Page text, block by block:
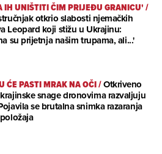
IH UNIŠTITI ČIM PRIJEĐU GRANICU'/
otkrio slabosti njemačkih
Leopard koji stižu u Ukrajinu:
su prijetnja našim trupama, ali...'
ĆE PASTI MRAK NA OČI/Otkriveno
snage dronovima razvaljuju
se brutalna snimka razaranja